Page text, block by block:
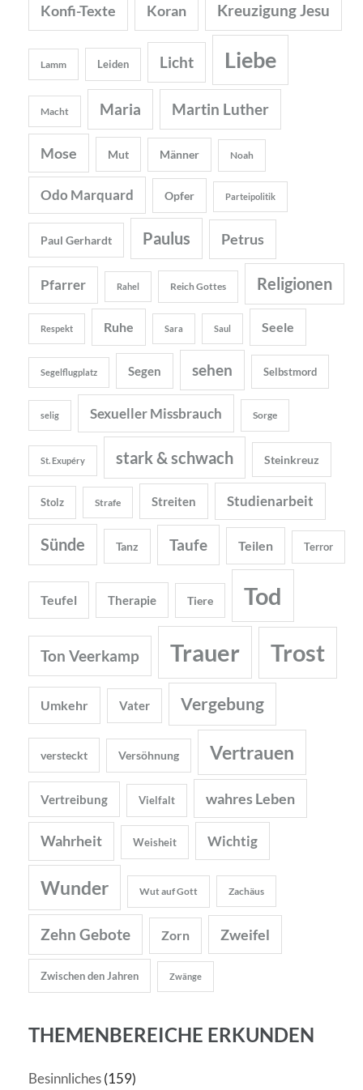
Konfi-Texte Koran Kreuzigung Jesu
Lamm Leiden Licht Liebe
Macht Maria Martin Luther
Mose Mut Männer Noah
Odo Marquard Opfer Parteipolitik
Paul Gerhardt Paulus Petrus
Pfarrer Rahel Reich Gottes Religionen
Respekt Ruhe Sara Saul Seele
Segelflugplatz Segen sehen Selbstmord
selig Sexueller Missbrauch Sorge
St. Exupéry stark & schwach Steinkreuz
Stolz Strafe Streiten Studienarbeit
Sünde Tanz Taufe Teilen Terror
Teufel Therapie Tiere Tod
Ton Veerkamp Trauer Trost
Umkehr Vater Vergebung
versteckt Versöhnung Vertrauen
Vertreibung Vielfalt wahres Leben
Wahrheit Weisheit Wichtig
Wunder Wut auf Gott Zachäus
Zehn Gebote Zorn Zweifel
Zwischen den Jahren Zwänge
THEMENBEREICHE ERKUNDEN
Besinnliches(159)